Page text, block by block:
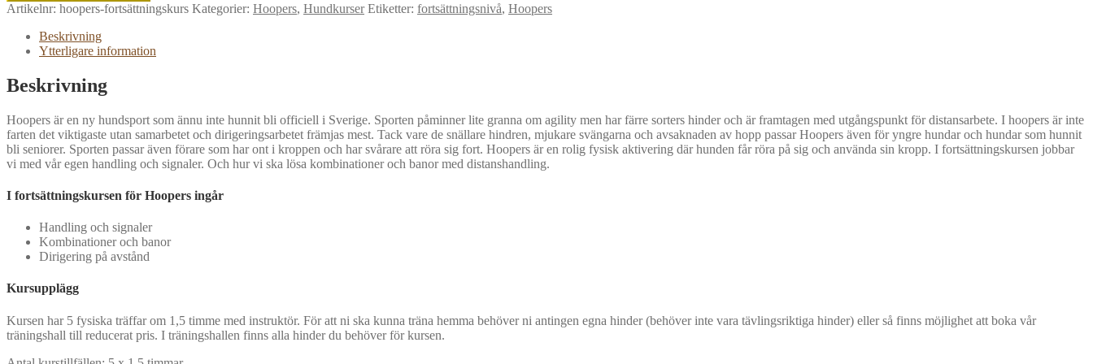
Artikelnr: hoopers-fortsättningskurs Kategorier: Hoopers, Hundkurser Etiketter: fortsättningsnivå, Hoopers
Beskrivning
Ytterligare information
Beskrivning
Hoopers är en ny hundsport som ännu inte hunnit bli officiell i Sverige. Sporten påminner lite granna om agility men har färre sorters hinder och är framtagen med utgångspunkt för distansarbete. I hoopers är inte
farten det viktigaste utan samarbetet och dirigeringsarbetet främjas mest. Tack vare de snällare hindren, mjukare svängarna och avsaknaden av hopp passar Hoopers även för yngre hundar och hundar som hunnit
bli seniorer. Sporten passar även förare som har ont i kroppen och har svårare att röra sig fort. Hoopers är en rolig fysisk aktivering där hunden får röra på sig och använda sin kropp. I fortsättningskursen jobbar
vi med vår egen handling och signaler. Och hur vi ska lösa kombinationer och banor med distanshandling.
I fortsättningskursen för Hoopers ingår
Handling och signaler
Kombinationer och banor
Dirigering på avstånd
Kursupplägg
Kursen har 5 fysiska träffar om 1,5 timme med instruktör. För att ni ska kunna träna hemma behöver ni antingen egna hinder (behöver inte vara tävlingsriktiga hinder) eller så finns möjlighet att boka vår
träningshall till reducerat pris. I träningshallen finns alla hinder du behöver för kursen.